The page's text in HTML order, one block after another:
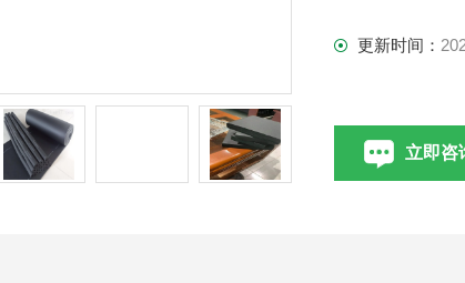
更新时间：
立即咨